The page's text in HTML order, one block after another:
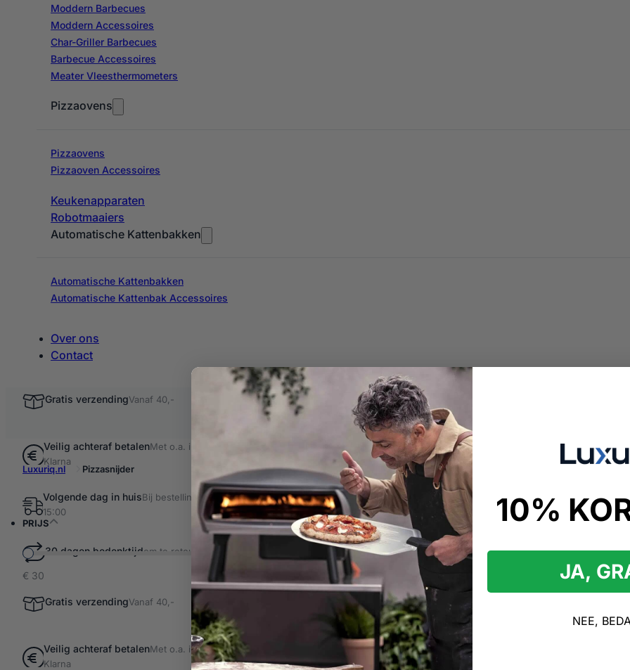
Moddern Barbecues
Moddern Accessoires
Char-Griller Barbecues
Barbecue Accessoires
Meater Vleesthermometers
Pizzaovens
Pizzaovens
Pizzaoven Accessoires
Keukenapparaten
Robotmaaiers
Automatische Kattenbakken
Automatische Kattenbakken
Automatische Kattenbak Accessoires
Over ons
Contact
Gratis verzendingVanaf 40,-
Veilig achteraf betalenMet o.a. iDEAL &
Klarna
Volgende dag in huisBij bestellingen voor
15:00
30 dagen bedenktijdom te retourneren
Gratis verzendingVanaf 40,-
Veilig achteraf betalenMet o.a. iDEAL &
Klarna
Luxuriq.nl Pizzasnijder
Filter resultaten
PRIJS
€ 30
Pizzasnijderkopen
1 product gevonden
Pizzasnijder Producten
10%
JA,
NEE,